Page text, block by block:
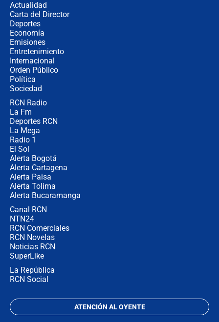
Actualidad
Carta del Director
Deportes
Economía
Emisiones
Entretenimiento
Internacional
Orden Público
Política
Sociedad
RCN Radio
La Fm
Deportes RCN
La Mega
Radio 1
El Sol
Alerta Bogotá
Alerta Cartagena
Alerta Paisa
Alerta Tolima
Alerta Bucaramanga
Canal RCN
NTN24
RCN Comerciales
RCN Novelas
Noticias RCN
SuperLike
La República
RCN Social
ATENCIÓN AL OYENTE